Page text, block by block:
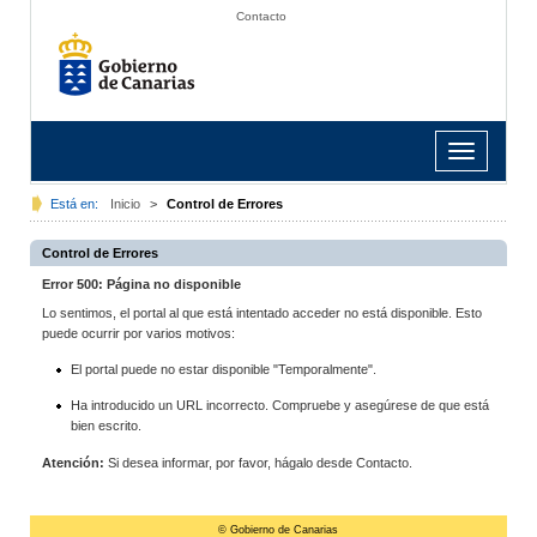
Contacto
Toggle
navigation
Está en: Inicio > Control de Errores
Control de Errores
Error 500: Página no disponible
Lo sentimos, el portal al que está intentado acceder no está disponible. Esto
puede ocurrir por varios motivos:
El portal puede no estar disponible "Temporalmente".
Ha introducido un URL incorrecto. Compruebe y asegúrese de que está
bien escrito.
Atención: Si desea informar, por favor, hágalo desde Contacto.
© Gobierno de Canarias